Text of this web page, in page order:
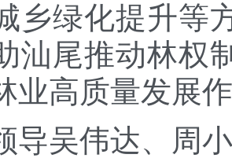
乡绿化提升等
汕尾推动林权
业高质量发展
吴伟达、周小